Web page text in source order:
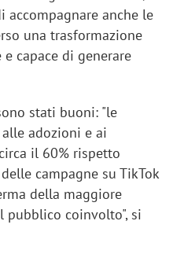
anche le
una trasformazione
capace di generare
stati buoni: "le
adozioni e ai
il 60% rispetto
campagne su TikTok
della maggiore
pubblico coinvolto", si